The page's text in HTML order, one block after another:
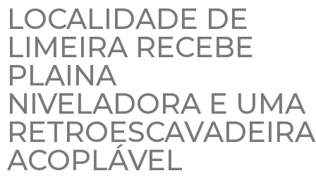
LOCALIDADE DE
LIMEIRA RECEBE
PLAINA
NIVELADORA E UMA
RETROESCAVADEIRA
ACOPLÁVEL